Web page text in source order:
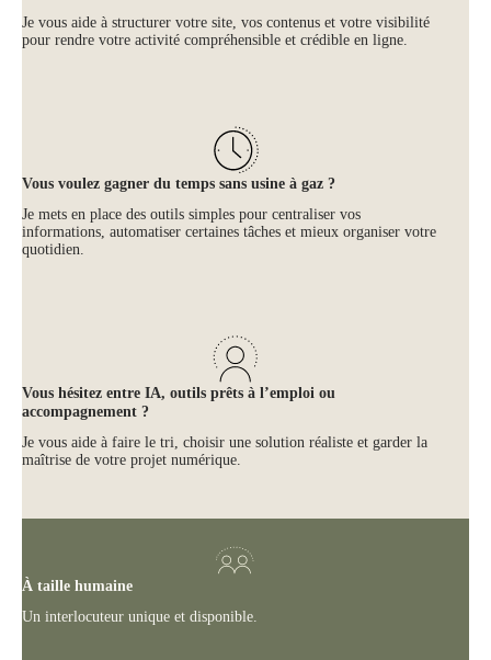
Je vous aide à structurer votre site, vos contenus et votre visibilité
pour rendre votre activité compréhensible et crédible en ligne.
Vous voulez gagner du temps sans usine à gaz ?
Je mets en place des outils simples pour centraliser vos
informations, automatiser certaines tâches et mieux organiser votre
quotidien.
Vous hésitez entre IA, outils prêts à l’emploi ou
accompagnement ?
Je vous aide à faire le tri, choisir une solution réaliste et garder la
maîtrise de votre projet numérique.
À taille humaine
Un interlocuteur unique et disponible.